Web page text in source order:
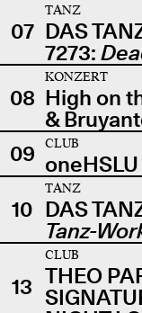
07
TANZ
DAS
7273:
08
KONZERT
High on
&
09
CLUB
10
TANZ
DAS
Tanz-
13
CLUB
THEO